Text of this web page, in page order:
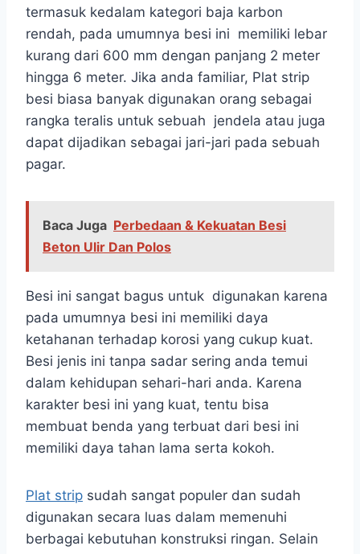
termasuk kedalam kategori baja karbon
rendah, pada umumnya besi ini memiliki lebar
kurang dari 600 mm dengan panjang 2 meter
hingga 6 meter. Jika anda familiar, Plat strip
besi biasa banyak digunakan orang sebagai
rangka teralis untuk sebuah jendela atau juga
dapat dijadikan sebagai jari-jari pada sebuah
pagar.
Baca Juga Perbedaan & Kekuatan Besi
Beton Ulir Dan Polos
Besi ini sangat bagus untuk digunakan karena
pada umumnya besi ini memiliki daya
ketahanan terhadap korosi yang cukup kuat.
Besi jenis ini tanpa sadar sering anda temui
dalam kehidupan sehari-hari anda. Karena
karakter besi ini yang kuat, tentu bisa
membuat benda yang terbuat dari besi ini
memiliki daya tahan lama serta kokoh.
Plat strip sudah sangat populer dan sudah
digunakan secara luas dalam memenuhi
berbagai kebutuhan konstruksi ringan. Selain